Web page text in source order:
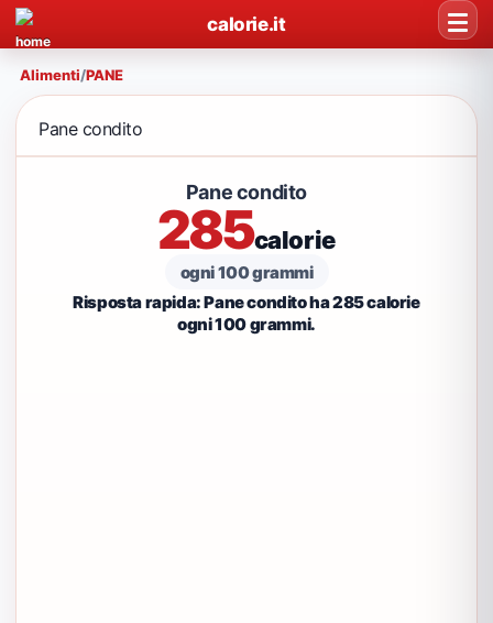
calorie.it
Alimenti/PANE
Pane condito
Pane condito
285calorie
ogni 100 grammi
Risposta rapida: Pane condito ha 285 calorie
ogni 100 grammi.